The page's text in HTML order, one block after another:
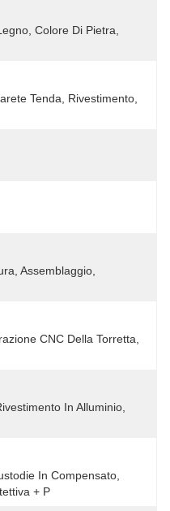
Colore Di Pietra,
Tenda, Rivestimento,
Assemblaggio,
CNC Della Torretta,
In Alluminio,
In Compensato,
+ P